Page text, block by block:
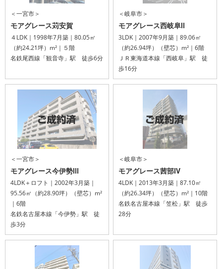
＜一宮市＞
モアグレース苅安賀
４LDK｜1998年7月築｜80.05㎡
（約24.21坪）m²｜５階
名鉄尾西線「観音寺」駅 徒歩6分
＜岐阜市＞
モアグレース西岐阜Ⅱ
3LDK｜2007年9月築｜89.06㎡
（約26.94坪）（壁芯）m²｜6階
ＪＲ東海道本線「西岐阜」駅 徒
歩16分
＜一宮市＞
モアグレース今伊勢Ⅲ
4LDK＋ロフト｜2002年3月築｜
95.56㎡（約28.90坪）（壁芯）m²
｜6階
名鉄名古屋本線「今伊勢」駅 徒
歩3分
＜岐阜市＞
モアグレース茜部Ⅳ
4LDK｜2013年3月築｜87.10㎡
（約26.34坪）（壁芯）m²｜10階
名鉄名古屋本線「笠松」駅 徒歩
28分